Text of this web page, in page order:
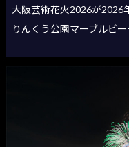
大阪芸術花火2026が2026
りんくう公園マーブルビ